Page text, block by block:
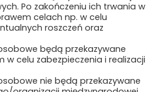
być na bieżąco
Po zakończeniu ich trwania w
celach np. w celu
roszczeń oraz
będą przekazywane
w celu zabezpieczenia i realizacji
nie będą przekazywane